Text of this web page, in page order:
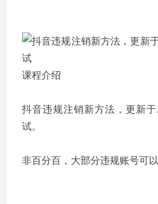
课程介绍
抖音违规注销新方法，更新
试。
非百分百，大部分违规账号可以